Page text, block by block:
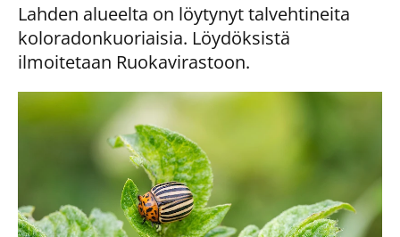
Lahden alueelta on löytynyt talvehtineita
koloradonkuoriaisia. Löydöksistä
ilmoitetaan Ruokavirastoon.